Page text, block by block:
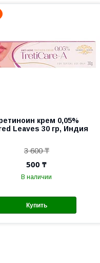
крем 0,05%
Leaves 30 гр, Индия
3 600 ₸
500 ₸
В наличии
Купить